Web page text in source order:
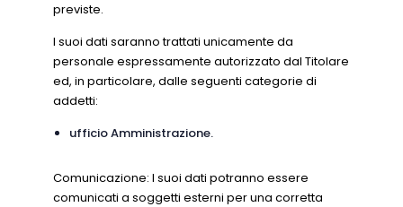
previste.
I suoi dati saranno trattati unicamente da
personale espressamente autorizzato dal Titolare
ed, in particolare, dalle seguenti categorie di
addetti:
ufficio Amministrazione.
Comunicazione: I suoi dati potranno essere
comunicati a soggetti esterni per una corretta